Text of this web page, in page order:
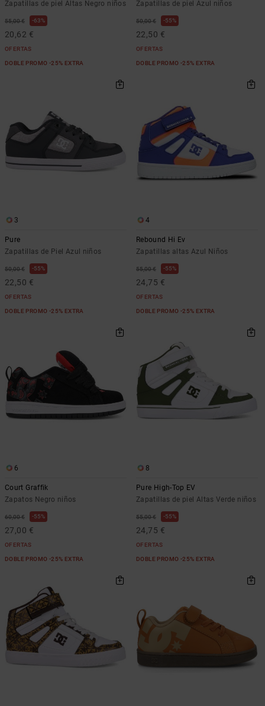
Zapatillas de piel Altas Negro niños
55,00 € 63%
20,62 €
OFERTAS
DOBLE PROMO -25% EXTRA
Zapatillas de piel Azul niños
50,00 € 55%
22,50 €
OFERTAS
DOBLE PROMO -25% EXTRA
3
Pure
Zapatillas de Piel Azul niños
50,00 € 55%
22,50 €
OFERTAS
DOBLE PROMO -25% EXTRA
4
Rebound Hi Ev
Zapatillas altas Azul Niños
55,00 € 55%
24,75 €
OFERTAS
DOBLE PROMO -25% EXTRA
6
Court Graffik
Zapatos Negro niños
60,00 € 55%
27,00 €
OFERTAS
DOBLE PROMO -25% EXTRA
8
Pure High-Top EV
Zapatillas de piel Altas Verde niños
55,00 € 55%
24,75 €
OFERTAS
DOBLE PROMO -25% EXTRA